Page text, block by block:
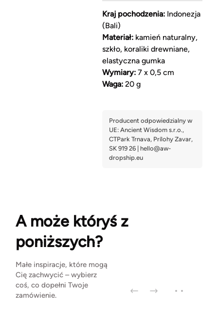
Kraj pochodzenia:Indonezja
(Bali)
Materiał:kamień naturalny,
szkło, koraliki drewniane,
elastyczna gumka
Wymiary:7 x 0,5 cm
Waga:20 g
A może któryś z
poniższych?
Małe inspiracje, które mogą
Cię zachwycić – wybierz
coś, co dopełni Twoje
zamówienie.